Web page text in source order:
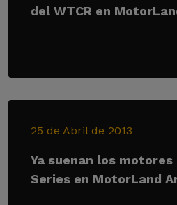
del WTCR en
25 de Abril de 2013
Ya suenan los motores
Series en MotorLand